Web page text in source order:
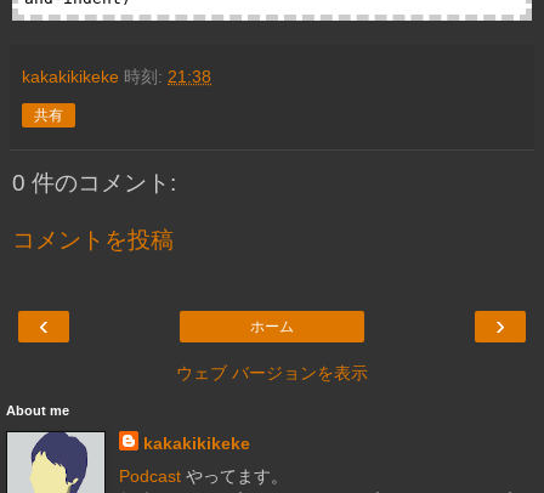
kakakikikeke 時刻: 21:38
共有
0 件のコメント:
コメントを投稿
‹ ›
ホーム
ウェブ バージョンを表示
About me
kakakikikeke
Podcastやってます。